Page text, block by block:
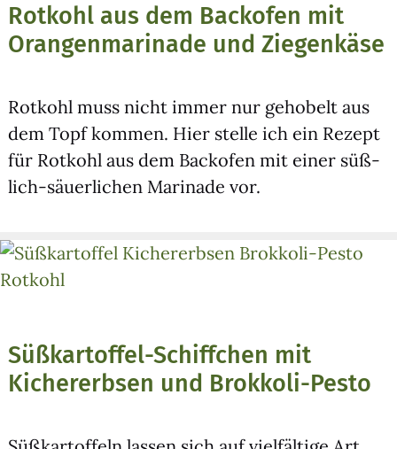
Rotkohl aus dem Backofen mit
Orangenmarinade und Ziegenkäse
Rot­kohl muss nicht immer nur geho­belt aus
dem Topf kom­men. Hier stel­le ich ein Rezept
für Rot­kohl aus dem Back­ofen mit einer süß­
lich-säu­er­li­chen Mari­na­de vor.
Süßkartoffel-Schiffchen mit
Kichererbsen und Brokkoli-Pesto